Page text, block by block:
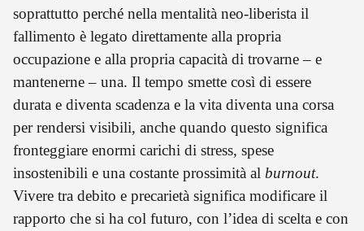
soprattutto perché nella mentalità neo-liberista il
fallimento è legato direttamente alla propria
occupazione e alla propria capacità di trovarne – e
mantenerne – una. Il tempo smette così di essere
durata e diventa scadenza e la vita diventa una corsa
per rendersi visibili, anche quando questo significa
fronteggiare enormi carichi di stress, spese
insostenibili e una costante prossimità al burnout.
Vivere tra debito e precarietà significa modificare il
rapporto che si ha col futuro, con l’idea di scelta e con